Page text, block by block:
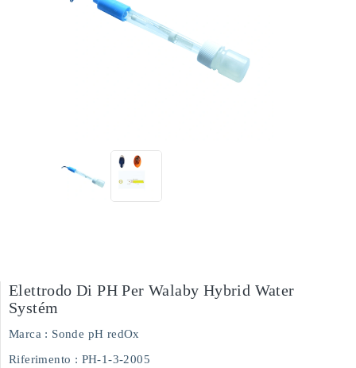
Elettrodo Di PH Per Walaby Hybrid Water
Systém
Marca : Sonde pH redOx
Riferimento : PH-1-3-2005